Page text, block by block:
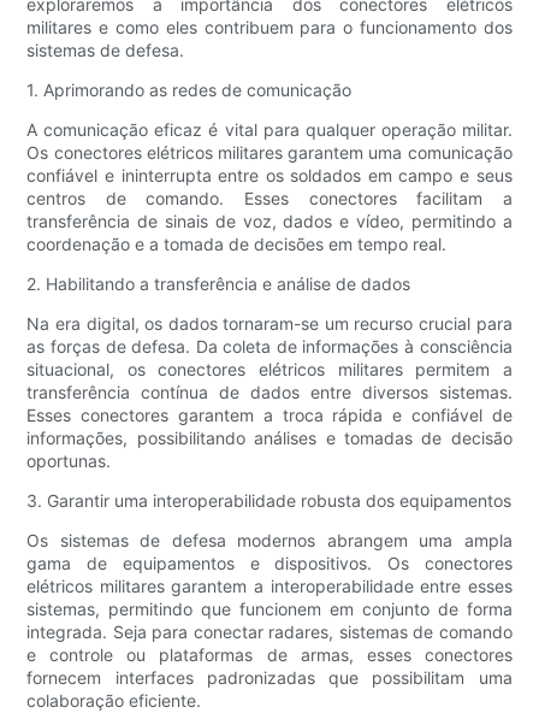
exploraremos a importância dos conectores elétricos
militares e como eles contribuem para o funcionamento dos
sistemas de defesa.
1. Aprimorando as redes de comunicação
A comunicação eficaz é vital para qualquer operação militar.
Os conectores elétricos militares garantem uma comunicação
confiável e ininterrupta entre os soldados em campo e seus
centros de comando. Esses conectores facilitam a
transferência de sinais de voz, dados e vídeo, permitindo a
coordenação e a tomada de decisões em tempo real.
2. Habilitando a transferência e análise de dados
Na era digital, os dados tornaram-se um recurso crucial para
as forças de defesa. Da coleta de informações à consciência
situacional, os conectores elétricos militares permitem a
transferência contínua de dados entre diversos sistemas.
Esses conectores garantem a troca rápida e confiável de
informações, possibilitando análises e tomadas de decisão
oportunas.
3. Garantir uma interoperabilidade robusta dos equipamentos
Os sistemas de defesa modernos abrangem uma ampla
gama de equipamentos e dispositivos. Os conectores
elétricos militares garantem a interoperabilidade entre esses
sistemas, permitindo que funcionem em conjunto de forma
integrada. Seja para conectar radares, sistemas de comando
e controle ou plataformas de armas, esses conectores
fornecem interfaces padronizadas que possibilitam uma
colaboração eficiente.